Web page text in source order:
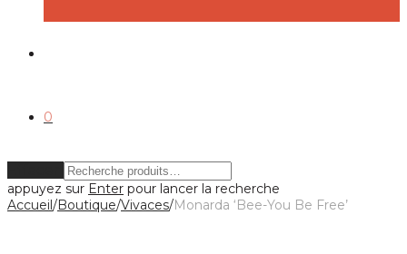
0
appuyez sur Enter pour lancer la recherche
Accueil/Boutique/Vivaces/Monarda ‘Bee-You Be Free’